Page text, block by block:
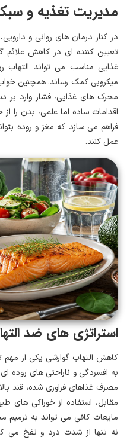
مدیریت تغذیه و
در کنار درمان های روانی و
تعیین کننده ای در کاهش علائم
غذایی مناسب می تواند التهاب
میکروبی کمک رساند. همچنین
محرک های غذایی، فشار وارد بر
اقدامات ساده اما علمی، بدن را
فراهم می سازد که مغز و روده
عمل کنند.
استراتژی های ضد
کاهش التهاب گوارشی یکی از مهم
به افسردگی و ناراحتی های روده
مصرف غذاهای فراوری شده، قند
مقابل، استفاده از خوراکی های
مایعات کافی می تواند به ترمیم
نه تنها از شدت درد و نفخ می